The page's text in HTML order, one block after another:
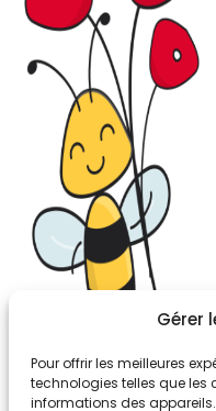
Gérer
Pour offrir les meilleures
technologies telles que les
informations des